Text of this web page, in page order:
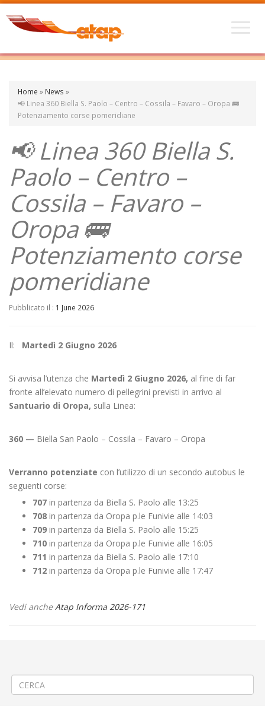
Home » News »
📢 Linea 360 Biella S. Paolo – Centro – Cossila – Favaro – Oropa 🚌
Potenziamento corse pomeridiane
📢 Linea 360 Biella S.
Paolo – Centro –
Cossila – Favaro –
Oropa 🚌
Potenziamento corse
pomeridiane
Pubblicato il : 1 June 2026
Il: Martedì 2 Giugno 2026
Si avvisa l’utenza che Martedì 2 Giugno 2026, al fine di far
fronte all’elevato numero di pellegrini previsti in arrivo al
Santuario di Oropa, sulla Linea:
360 — Biella San Paolo – Cossila – Favaro – Oropa
Verranno potenziate con l’utilizzo di un secondo autobus le
seguenti corse:
707 in partenza da Biella S. Paolo alle 13:25
708 in partenza da Oropa p.le Funivie alle 14:03
709 in partenza da Biella S. Paolo alle 15:25
710 in partenza da Oropa p.le Funivie alle 16:05
711 in partenza da Biella S. Paolo alle 17:10
712 in partenza da Oropa p.le Funivie alle 17:47
Vedi ancheAtap Informa 2026-171